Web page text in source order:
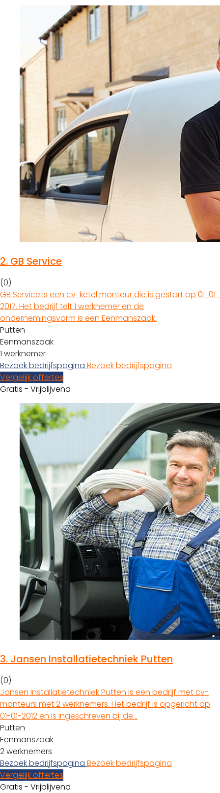
2. GB Service
(0)
GB Service is een cv-ketel monteur die is gestart op 01-01-
2017. Het bedrijf telt 1 werknemer en de
ondernemingsvorm is een Eenmanszaak.
Putten
Eenmanszaak
1 werknemer
Bezoek bedrijfspagina Bezoek bedrijfspagina
Vergelijk offertes
Gratis - Vrijblijvend
3. Jansen Installatietechniek Putten
(0)
Jansen Installatietechniek Putten is een bedrijf met cv-
monteurs met 2 werknemers. Het bedrijf is opgericht op
01-01-2012 en is ingeschreven bij de…
Putten
Eenmanszaak
2 werknemers
Bezoek bedrijfspagina Bezoek bedrijfspagina
Vergelijk offertes
Gratis - Vrijblijvend